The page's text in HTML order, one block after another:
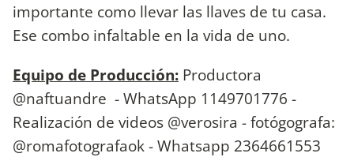
importante como llevar las llaves de tu casa.
Ese combo infaltable en la vida de uno.
Equipo de Producción: Productora
@naftuandre - WhatsApp 1149701776 -
Realización de videos @verosira - fotógografa:
@romafotografaok - Whatsapp 2364661553